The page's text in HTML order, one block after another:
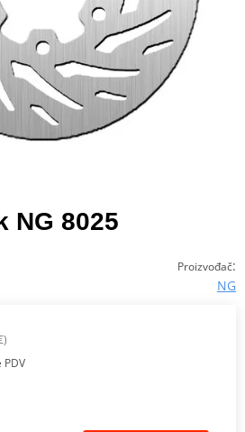
NG 8025
Proizvođač:
NG
PDV